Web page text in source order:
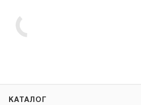
КАТАЛОГ